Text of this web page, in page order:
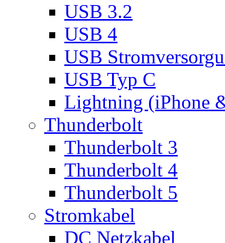
USB 3.2
USB 4
USB
USB Typ C
Lightning (iPhone
Thunderbolt
Thunderbolt 3
Thunderbolt 4
Thunderbolt 5
Stromkabel
DC Netzkabel